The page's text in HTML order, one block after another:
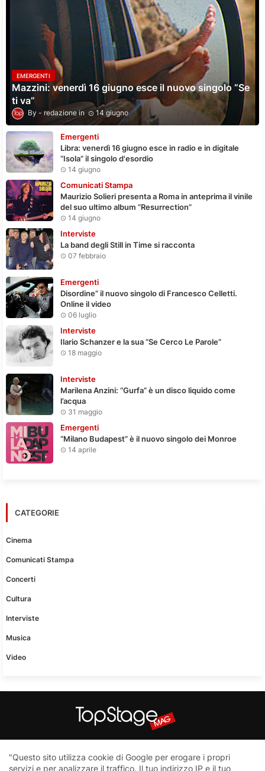
EMERGENTI
Mazzini: venerdì 16 giugno esce il nuovo singolo “Se
ti va”
redazione 14 giugno
Emergenti
Libra: venerdì 16 giugno esce in radio e in digitale
“Isola” il singolo d'esordio
14 giugno
Comunicati Stampa
Maurizio Solieri presenta a Roma in anteprima il vinile
del suo ultimo album “Resurrection”
14 giugno
Interviste
La band degli Still in Time si racconta
07 febbraio
Emergenti
Disordine” il nuovo singolo di Francesco Celletti.
Online il video
06 luglio
Interviste
Ilario Schanzer e la sua “Se Cerco Le Parole”
18 maggio
Interviste
Marilena Anzini: “Gurfa” è un disco liquido come
l’acqua
31 maggio
Emergenti
“Milano Budapest” è il nuovo singolo dei Monroe
14 aprile
CATEGORIE
Cinema
Comunicati Stampa
Concerti
Cultura
Interviste
Musica
Video
aggiornato senza nessuna periodicità. Non può pertanto
"Questo sito utilizza cookie di Google per erogare i propri
servizi e per analizzare il traffico. Il tuo indirizzo IP e il tuo